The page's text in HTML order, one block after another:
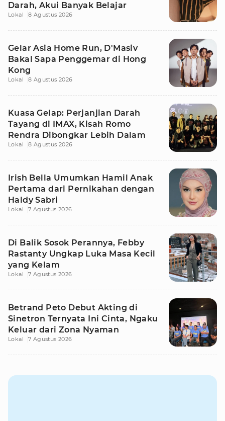
Darah, Akui Banyak Belajar
Lokal 8 Agustus 2026
Gelar Asia Home Run, D'Masiv
Bakal Sapa Penggemar di Hong
Kong
Lokal 8 Agustus 2026
Kuasa Gelap: Perjanjian Darah
Tayang di IMAX, Kisah Romo
Rendra Dibongkar Lebih Dalam
Lokal 8 Agustus 2026
Irish Bella Umumkan Hamil Anak
Pertama dari Pernikahan dengan
Haldy Sabri
Lokal 7 Agustus 2026
Di Balik Sosok Perannya, Febby
Rastanty Ungkap Luka Masa Kecil
yang Kelam
Lokal 7 Agustus 2026
Betrand Peto Debut Akting di
Sinetron Ternyata Ini Cinta, Ngaku
Keluar dari Zona Nyaman
Lokal 7 Agustus 2026